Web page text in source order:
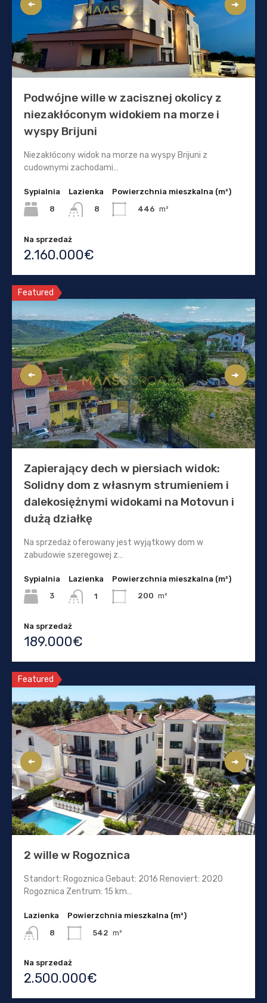
Podwójne wille w zacisznej okolicy z
niezakłóconym widokiem na morze i
wyspy Brijuni
Niezakłócony widok na morze na wyspy Brijuni z
cudownymi zachodami…
Sypialnia
8
Lazienka
8
Powierzchnia mieszkalna (m²)
446 m²
Na sprzedaż
2.160.000€
Featured
Zapierający dech w piersiach widok:
Solidny dom z własnym strumieniem i
dalekosiężnymi widokami na Motovun i
dużą działkę
Na sprzedaż oferowany jest wyjątkowy dom w
zabudowie szeregowej z…
Sypialnia
3
Lazienka
1
Powierzchnia mieszkalna (m²)
200 m²
Na sprzedaż
189.000€
Featured
2 wille w Rogoznica
Standort: Rogoznica Gebaut: 2016 Renoviert: 2020
Rogoznica Zentrum: 15 km…
Lazienka
8
Powierzchnia mieszkalna (m²)
542 m²
Na sprzedaż
2.500.000€